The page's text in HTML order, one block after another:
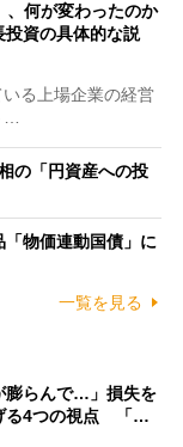
、何が変わったのか
資の具体的な説
る上場企業の経営
の「円資産への投
物価連動国債」に
一覧を見る
膨らんで…」損失を
る4つの視点 「…